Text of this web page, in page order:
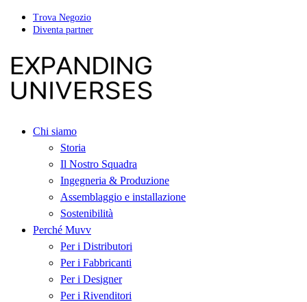
Trova Negozio
Diventa partner
Chi siamo
Storia
Il Nostro Squadra
Ingegneria & Produzione
Assemblaggio e installazione
Sostenibilità
Perché Muvv
Per i Distributori
Per i Fabbricanti
Per i Designer
Per i Rivenditori